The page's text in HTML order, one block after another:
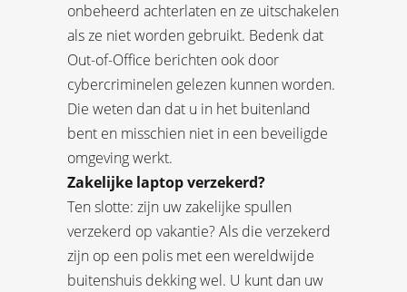
onbeheerd achterlaten en ze uitschakelen
als ze niet worden gebruikt. Bedenk dat
Out-of-Office berichten ook door
cybercriminelen gelezen kunnen worden.
Die weten dan dat u in het buitenland
bent en misschien niet in een beveiligde
omgeving werkt.
Zakelijke laptop verzekerd?
Ten slotte: zijn uw zakelijke spullen
verzekerd op vakantie? Als die verzekerd
zijn op een polis met een wereldwijde
buitenshuis dekking wel. U kunt dan uw